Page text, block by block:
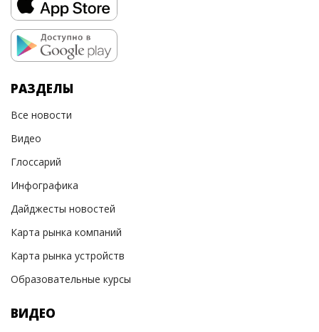
РАЗДЕЛЫ
Все новости
Видео
Глоссарий
Инфографика
Дайджесты новостей
Карта рынка компаний
Карта рынка устройств
Образовательные курсы
ВИДЕО